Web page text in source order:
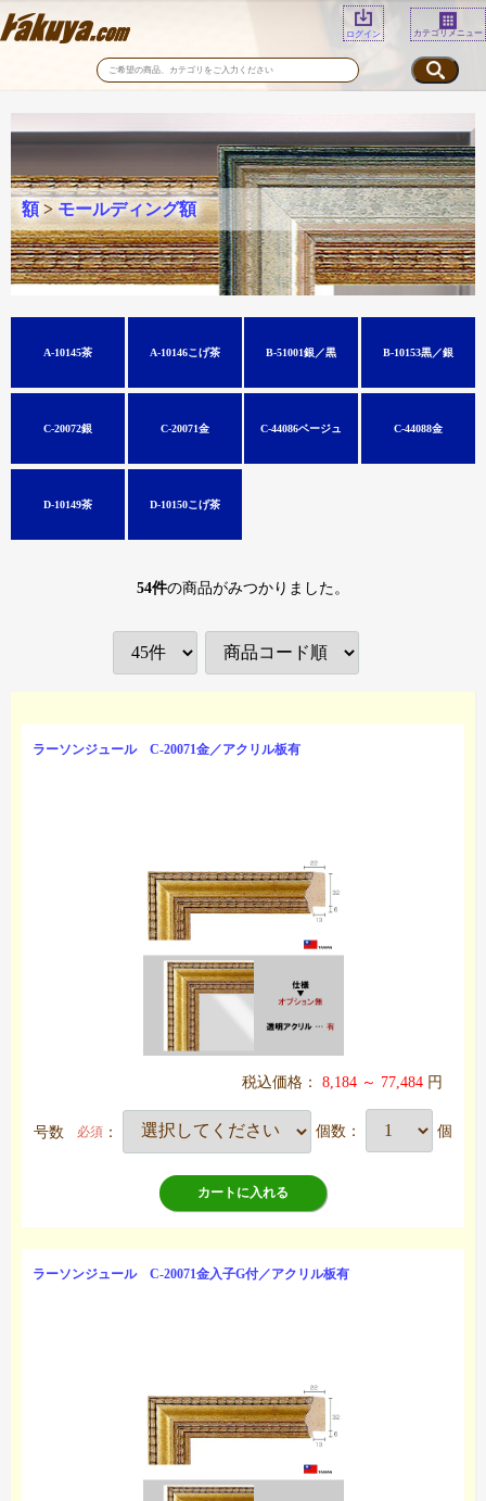
ログイン カテゴリメニュー
額> モールディング額
A-10145茶 A-10146こげ茶 B-51001銀／黒 B-10153黒／銀
C-20072銀 C-20071金 C-44086ベージュ C-44088金
D-10149茶 D-10150こげ茶
54件の商品がみつかりました。
ラーソンジュール C-20071金／アクリル板有
税込価格： 8,184 ～ 77,484 円
号数 必須 ： 個数： 個
カートに入れる
ラーソンジュール C-20071金入子G付／アクリル板有